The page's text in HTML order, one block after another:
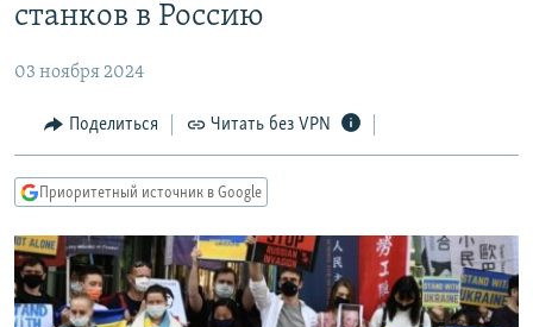
основному
Вернутся
главной
навигации
Вернутся
поиску
ЦИТАТЫ СВОБОДЫ
МНЕНИЯ
IDEL.РЕАЛИИ
КАВКАЗ.РЕАЛИИ
СЕВЕР.РЕАЛИИ
станков в Россию
03 ноября 2024
Поделиться Читать без VPN
Приоритетный источник в Google